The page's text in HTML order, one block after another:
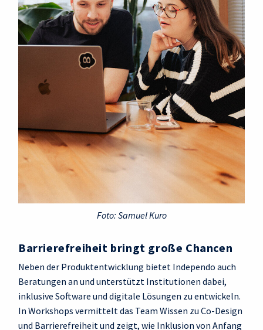
Foto: Samuel Kuro
Barrierefreiheit bringt große Chancen
Neben der Produktentwicklung bietet Independo auch
Beratungen an und unterstützt Institutionen dabei,
inklusive Software und digitale Lösungen zu entwickeln.
In Workshops vermittelt das Team Wissen zu Co‑Design
und Barrierefreiheit und zeigt, wie Inklusion von Anfang